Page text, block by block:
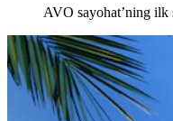
AVO sayohat’ning